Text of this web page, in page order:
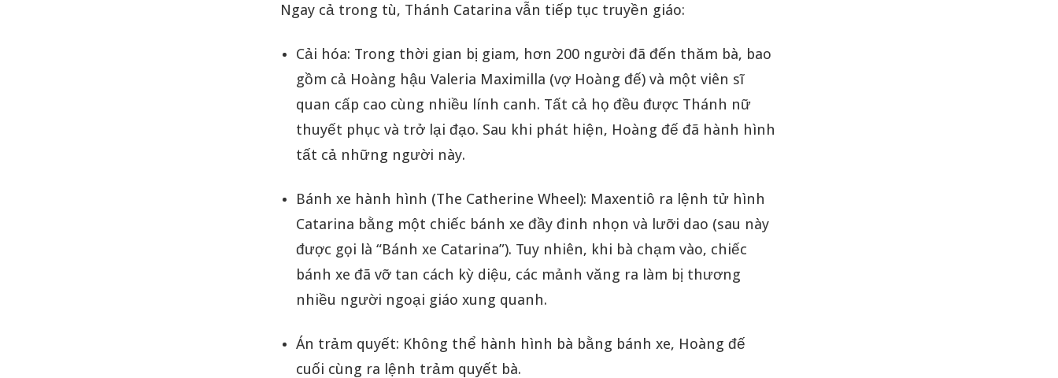
Ngay cả trong tù, Thánh Catarina vẫn tiếp tục truyền giáo:
Cải hóa: Trong thời gian bị giam, hơn 200 người đã đến thăm bà, bao
gồm cả Hoàng hậu Valeria Maximilla (vợ Hoàng đế) và một viên sĩ
quan cấp cao cùng nhiều lính canh. Tất cả họ đều được Thánh nữ
thuyết phục và trở lại đạo. Sau khi phát hiện, Hoàng đế đã hành hình
tất cả những người này.
Bánh xe hành hình (The Catherine Wheel): Maxentiô ra lệnh tử hình
Catarina bằng một chiếc bánh xe đầy đinh nhọn và lưỡi dao (sau này
được gọi là “Bánh xe Catarina”). Tuy nhiên, khi bà chạm vào, chiếc
bánh xe đã vỡ tan cách kỳ diệu, các mảnh văng ra làm bị thương
nhiều người ngoại giáo xung quanh.
Án trảm quyết: Không thể hành hình bà bằng bánh xe, Hoàng đế
cuối cùng ra lệnh trảm quyết bà.